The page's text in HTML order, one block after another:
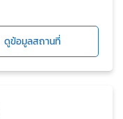
ดูข้อมูลสถานที่